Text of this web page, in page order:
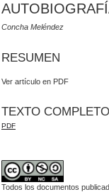
Concha Meléndez
RESUMEN
Ver artículo en PDF
TEXTO
PDF
Todos los documentos